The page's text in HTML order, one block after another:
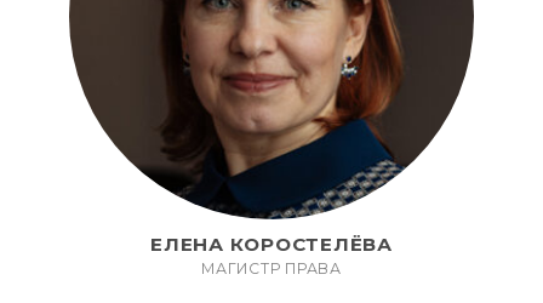
ЕЛЕНА КОРОСТЕЛЁВА
МАГИСТР ПРАВА